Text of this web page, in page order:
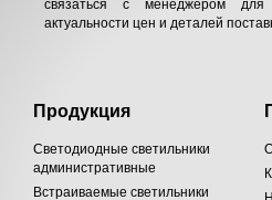
связаться с менеджером для
актуальности цен и деталей
Продукция
Светодиодные светильники
административные
Встраиваемые светильники